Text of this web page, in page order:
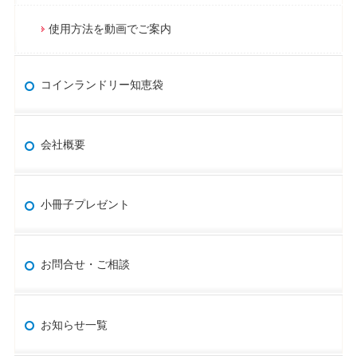
使用方法を動画でご案内
コインランドリー知恵袋
会社概要
小冊子プレゼント
お問合せ・ご相談
お知らせ一覧